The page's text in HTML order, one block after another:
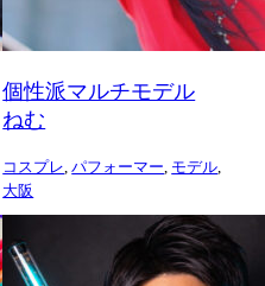
個性派マルチモデル
ねむ
コスプレ,パフォーマー, モデル,
大阪